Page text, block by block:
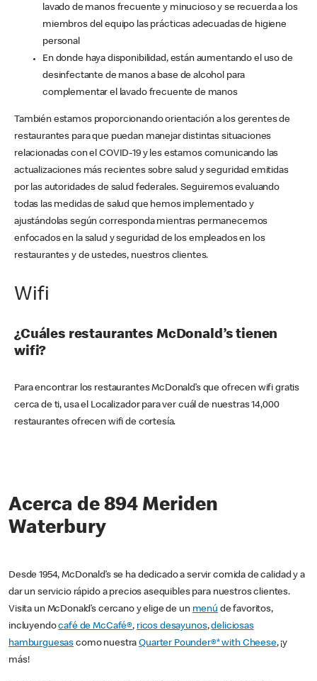
lavado de manos frecuente y minucioso y se recuerda a los
miembros del equipo las prácticas adecuadas de higiene
personal
En donde haya disponibilidad, están aumentando el uso de
desinfectante de manos a base de alcohol para
complementar el lavado frecuente de manos
También estamos proporcionando orientación a los gerentes de
restaurantes para que puedan manejar distintas situaciones
relacionadas con el COVID-19 y les estamos comunicando las
actualizaciones más recientes sobre salud y seguridad emitidas
por las autoridades de salud federales. Seguiremos evaluando
todas las medidas de salud que hemos implementado y
ajustándolas según corresponda mientras permanecemos
enfocados en la salud y seguridad de los empleados en los
restaurantes y de ustedes, nuestros clientes.
Wifi
¿Cuáles restaurantes McDonald’s tienen
wifi?
Para encontrar los restaurantes McDonald’s que ofrecen wifi gratis
cerca de ti, usa el Localizador para ver cuál de nuestras 14,000
restaurantes ofrecen wifi de cortesía.
Acerca de 894 Meriden
Waterbury
Desde 1954, McDonald’s se ha dedicado a servir comida de calidad y a
dar un servicio rápido a precios asequibles para nuestros clientes.
Visita un McDonald’s cercano y elige de un menú de favoritos,
incluyendocafé de McCafé®, ricos desayunos,deliciosas
hamburguesas como nuestraQuarter Pounder®* with Cheese, ¡y
más!